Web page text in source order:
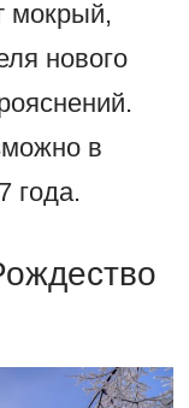
мокрый,
нового
в
года.